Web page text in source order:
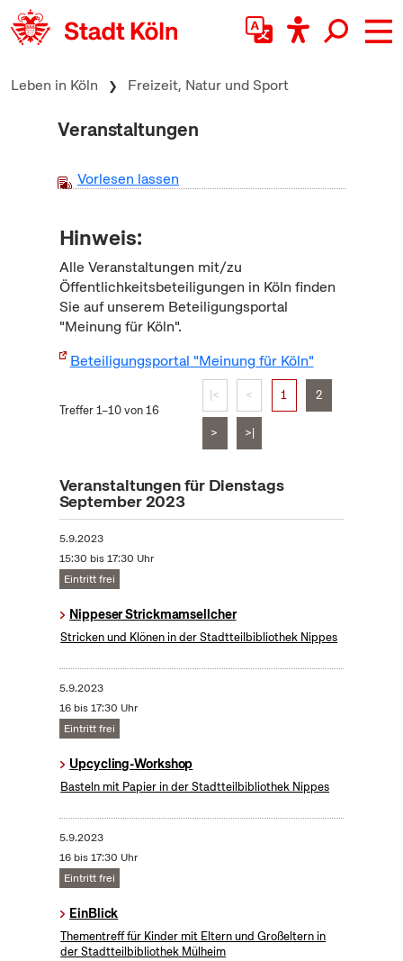
zum Inhalt springen
Leben in Köln Freizeit, Natur und Sport
Veranstaltungen
Vorlesen lassen
Hinweis:
Alle Veranstaltungen mit/zu
Öffentlichkeitsbeteiligungen in Köln finden
Sie auf unserem Beteiligungsportal
"Meinung für Köln".
Beteiligungsportal "Meinung für Köln"
Treffer 1–10 von 16
|< < 1 2
> >|
Veranstaltungen für Dienstags
September 2023
5.9.2023
15:30 bis 17:30 Uhr
Eintritt frei
Nippeser Strickmamsellcher
Stricken und Klönen in der Stadtteilbibliothek Nippes
5.9.2023
16 bis 17:30 Uhr
Eintritt frei
Upcycling-Workshop
Basteln mit Papier in der Stadtteilbibliothek Nippes
5.9.2023
16 bis 17:30 Uhr
Eintritt frei
EinBlick
Thementreff für Kinder mit Eltern und Großeltern in
der Stadtteilbibliothek Mülheim